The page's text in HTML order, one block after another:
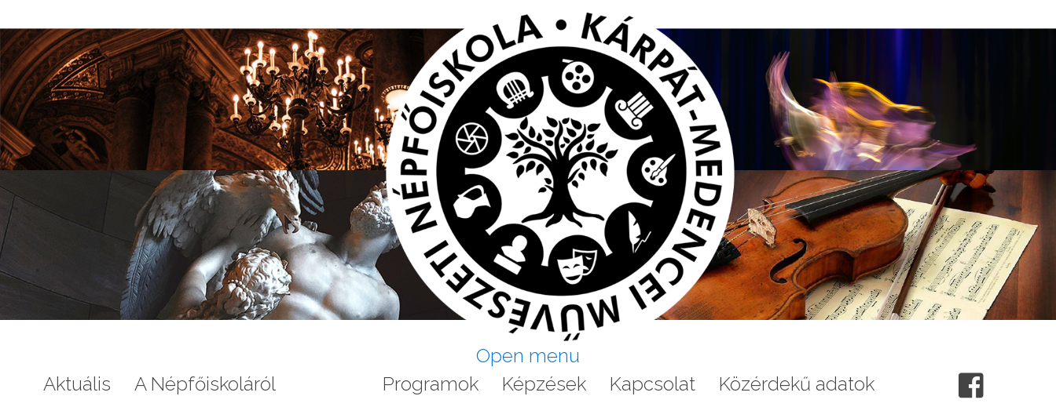
Open menu
Aktuális
A Népfőiskoláról Programok Képzések Kapcsolat Közérdekű adatok